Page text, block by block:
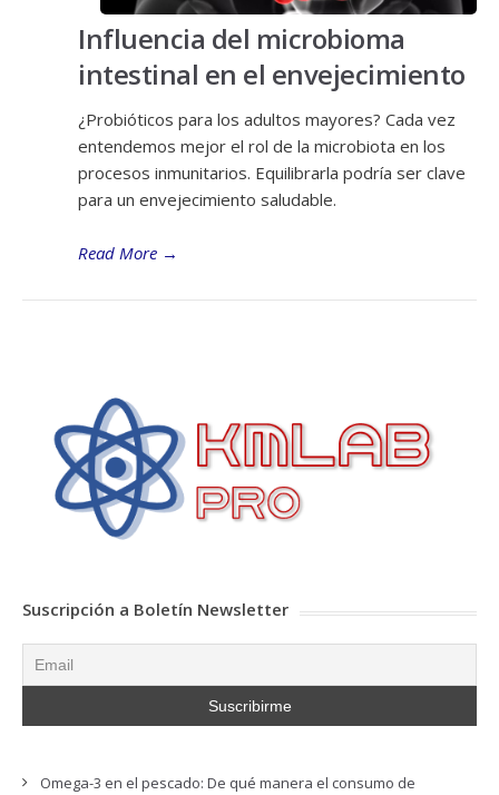
Influencia del microbioma
intestinal en el envejecimiento
¿Probióticos para los adultos mayores? Cada vez
entendemos mejor el rol de la microbiota en los
procesos inmunitarios. Equilibrarla podría ser clave
para un envejecimiento saludable.
Read More →
Suscripción a Boletín Newsletter
Omega-3 en el pescado: De qué manera el consumo de